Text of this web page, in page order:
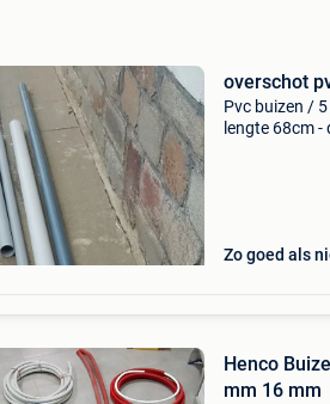
overschot
Pvc buizen /
lengte 68cm
Zo goed als
Henco
mm 16 mm